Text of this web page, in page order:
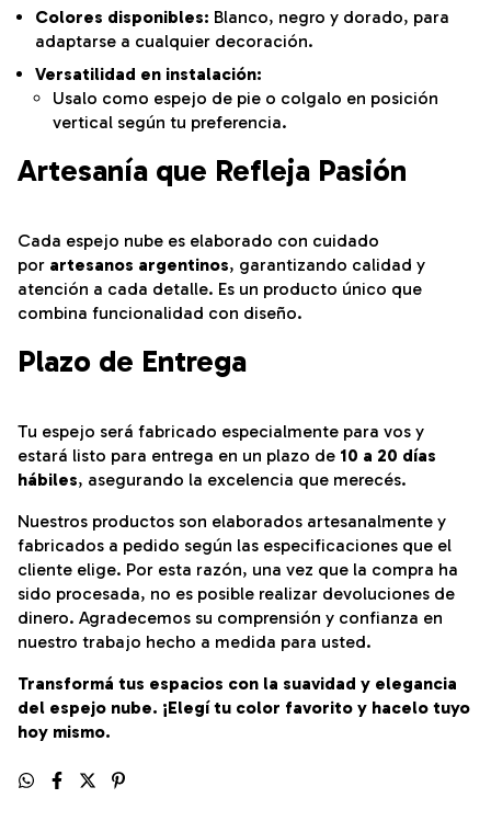
Colores disponibles: Blanco, negro y dorado, para
adaptarse a cualquier decoración.
Versatilidad en instalación:
Usalo como espejo de pie o colgalo en posición
vertical según tu preferencia.
Artesanía que Refleja Pasión
Cada espejo nube es elaborado con cuidado
por artesanos argentinos, garantizando calidad y
atención a cada detalle. Es un producto único que
combina funcionalidad con diseño.
Plazo de Entrega
Tu espejo será fabricado especialmente para vos y
estará listo para entrega en un plazo de 10 a 20 días
hábiles, asegurando la excelencia que merecés.
Nuestros productos son elaborados artesanalmente y
fabricados a pedido según las especificaciones que el
cliente elige. Por esta razón, una vez que la compra ha
sido procesada, no es posible realizar devoluciones de
dinero. Agradecemos su comprensión y confianza en
nuestro trabajo hecho a medida para usted.
Transformá tus espacios con la suavidad y elegancia
del espejo nube. ¡Elegí tu color favorito y hacelo tuyo
hoy mismo.